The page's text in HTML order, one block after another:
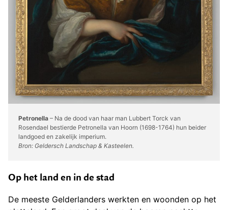
Petronella – Na de dood van haar man Lubbert Torck van
Rosendael bestierde Petronella van Hoorn (1698-1764) hun beider
landgoed en zakelijk imperium.
Bron: Geldersch Landschap & Kasteelen.
Op het land en in de stad
De meeste Gelderlanders werkten en woonden op het